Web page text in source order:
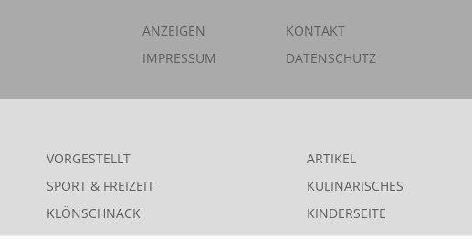
ANZEIGEN
KONTAKT
IMPRESSUM
DATENSCHUTZ
VORGESTELLT ARTIKEL
SPORT & FREIZEIT KULINARISCHES
KLÖNSCHNACK KINDERSEITE